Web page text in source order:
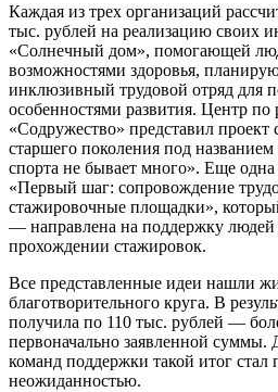
Каждая из трех организаций
тыс. рублей на реализацию своих
«Солнечный дом», помогающей
возможностями здоровья,
инклюзивный трудовой отряд для
особенностями развития. Центр по
«Содружество» представил
старшего поколения под
спорта не бывает много». Еще
«Первый шаг: сопровождение
стажировочные площадки»,
— направлена на поддержку
прохождении стажировок.
Все представленные идеи нашли
благотворительного круга. В
получила по 110 тыс. рублей —
первоначально заявленной суммы.
команд поддержки такой итог стал
неожиданностью.